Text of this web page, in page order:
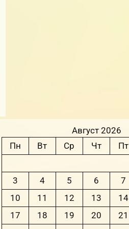
Август 2026
Пн
Вт Ср Чт Пт
3
4 5 6 7
10
11 12 13 14
17
18 19 20 21